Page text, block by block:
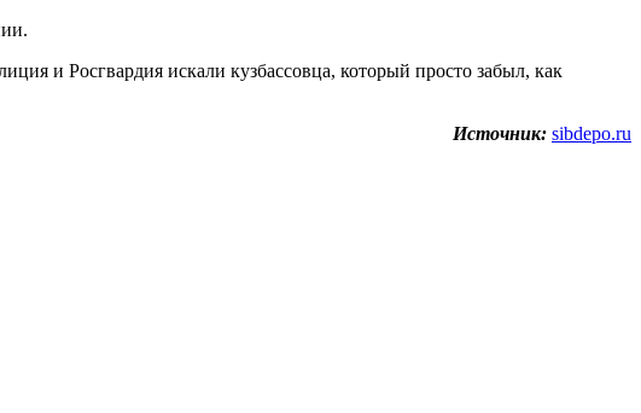
и Росгвардия искали кузбассовца, который просто забыл, как
Источник: sibdepo.ru